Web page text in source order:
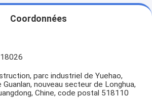
Coordonnées
parc industriel de Yuehao,
Guanlan, nouveau secteur de Longhua,
Chine, code postal 518110